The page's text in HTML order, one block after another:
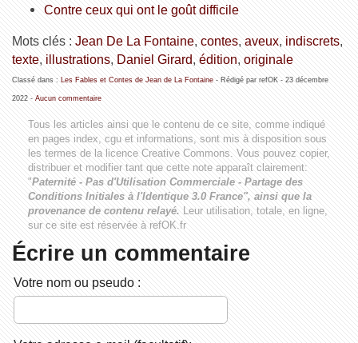
Contre ceux qui ont le goût difficile
Mots clés : Jean De La Fontaine, contes, aveux, indiscrets,
texte, illustrations, Daniel Girard, édition, originale
Classé dans : Les Fables et Contes de Jean de La Fontaine- Rédigé par refOK - 23 décembre
2022- Aucun commentaire
Tous les articles ainsi que le contenu de ce site, comme indiqué
en pages index, cgu et informations, sont mis à disposition sous
les termes de la licence Creative Commons. Vous pouvez copier,
distribuer et modifier tant que cette note apparaît clairement:
"Paternité - Pas d'Utilisation Commerciale - Partage des
Conditions Initiales à l'Identique 3.0 France", ainsi que la
provenance de contenu relayé. Leur utilisation, totale, en ligne,
sur ce site est réservée à refOK.fr
Écrire un commentaire
Votre nom ou pseudo :